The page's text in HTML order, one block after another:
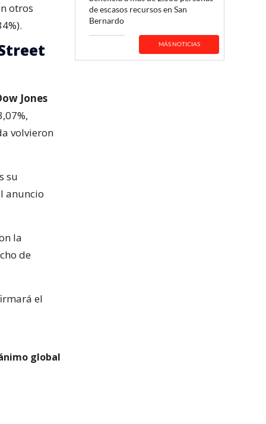
otros
Jones
volvieron
su
anuncio
la
de
el
global
de escasos recursos en San
Bernardo
MÁS NOTICIAS